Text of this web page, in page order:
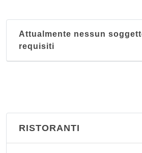
Attualmente nessun
requisiti
RISTORANTI